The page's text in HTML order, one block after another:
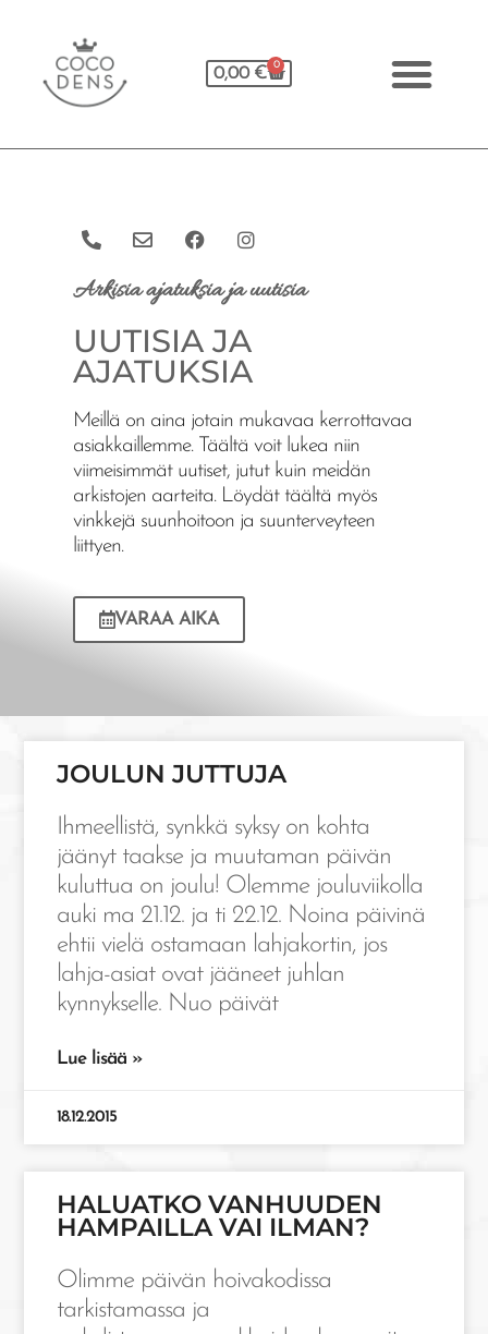
0,00 € 0
Arkisia ajatuksia ja uutisia
UUTISIA JA
AJATUKSIA
Meillä on aina jotain mukavaa kerrottavaa
asiakkaillemme. Täältä voit lukea niin
viimeisimmät uutiset, jutut kuin meidän
arkistojen aarteita. Löydät täältä myös
vinkkejä suunhoitoon ja suunterveyteen
liittyen.
VARAA AIKA
JOULUN JUTTUJA
Ihmeellistä, synkkä syksy on kohta
jäänyt taakse ja muutaman päivän
kuluttua on joulu! Olemme jouluviikolla
auki ma 21.12. ja ti 22.12. Noina päivinä
ehtii vielä ostamaan lahjakortin, jos
lahja-asiat ovat jääneet juhlan
kynnykselle. Nuo päivät
Lue lisää »
18.12.2015
HALUATKO VANHUUDEN
HAMPAILLA VAI ILMAN?
Olimme päivän hoivakodissa
tarkistamassa ja